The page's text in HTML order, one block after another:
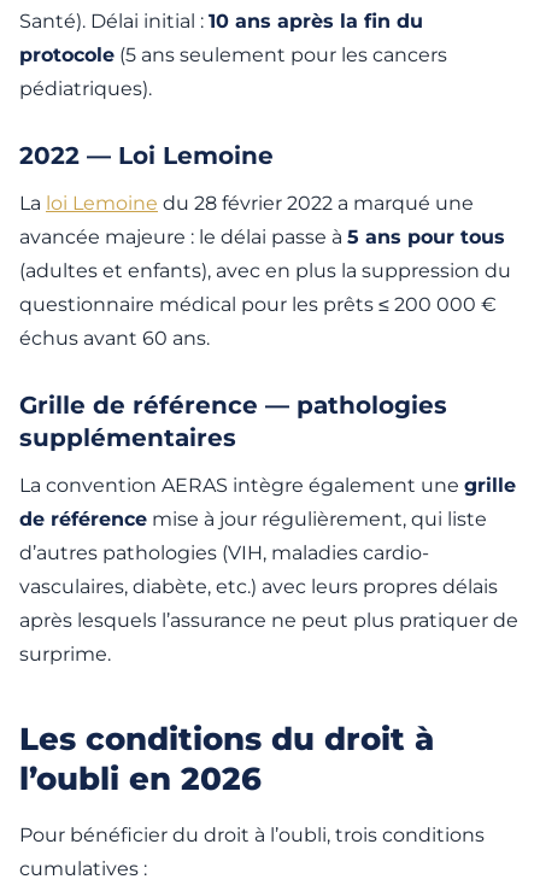
Santé). Délai initial : 10 ans après la fin du
protocole (5 ans seulement pour les cancers
pédiatriques).
2022 — Loi Lemoine
La loi Lemoine du 28 février 2022 a marqué une
avancée majeure : le délai passe à 5 ans pour tous
(adultes et enfants), avec en plus la suppression du
questionnaire médical pour les prêts ≤ 200 000 €
échus avant 60 ans.
Grille de référence — pathologies
supplémentaires
La convention AERAS intègre également une grille
de référence mise à jour régulièrement, qui liste
d’autres pathologies (VIH, maladies cardio-
vasculaires, diabète, etc.) avec leurs propres délais
après lesquels l’assurance ne peut plus pratiquer de
surprime.
Les conditions du droit à
l’oubli en 2026
Pour bénéficier du droit à l’oubli, trois conditions
cumulatives :